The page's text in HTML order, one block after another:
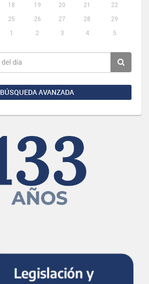
18 19 20 21
22
25 26 27 28
29
1 2 3 4 5
BÚSQUEDA AVANZADA